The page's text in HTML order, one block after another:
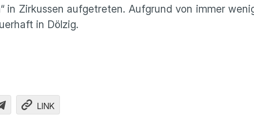
in Zirkussen aufgetreten. Aufgrund von immer
in Dölzig.
LINK